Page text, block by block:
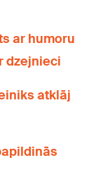
ar humoru
dzejnieci
atklāj